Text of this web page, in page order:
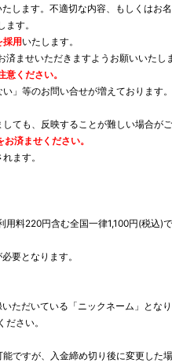
します。不適切な内容、もしくは
す。
採用いたします。
ませいただきますようお願いいたし
ください。
」等のお問い合せが増えております。
ても、反映することが難しい場合がご
済ませください。
ます。
料220円含む全国一律1,100円(税込)で
要となります。
ただいている「ニックネーム」とな
さい。
ですが、入金締め切り後に変更し